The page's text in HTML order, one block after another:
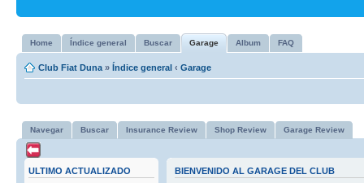
Home Índice general Buscar Garage Album FAQ
Club Fiat Duna » Índice general ‹ Garage
Navegar Buscar Insurance Review Shop Review Garage Review
ULTIMO ACTUALIZADO BIENVENIDO AL GARAGE DEL CLUB